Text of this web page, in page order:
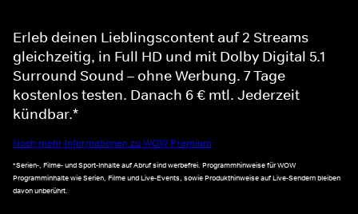
Erleb deinen Lieblingscontent auf 2 Streams
gleichzeitig, in Full HD und mit Dolby Digital 5.1
Surround Sound – ohne Werbung. 7 Tage
kostenlos testen. Danach 6 € mtl. Jederzeit
kündbar.*
Noch mehr Informationen zu WOW Premium
*Serien-, Filme- und Sport-Inhalte auf Abruf sind werbefrei. Programmhinweise für WOW
Programminhalte wie Serien, Filme und Live-Events, sowie Produkthinweise auf Live-Sendern bleiben
davon unberührt.